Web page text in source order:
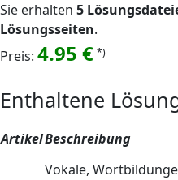
Sie erhalten 5
Lösungsseiten.
Preis: 4.95 € *)
Enthaltene
ArtikelBeschreibung
Vokale,